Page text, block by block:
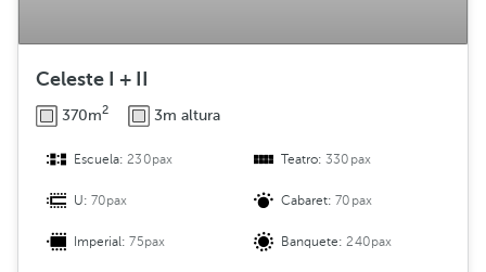
Celeste I + II
370m2 3m altura
Escuela:230pax Teatro:330pax
U:70pax Cabaret:70pax
Imperial:75pax Banquete:240pax